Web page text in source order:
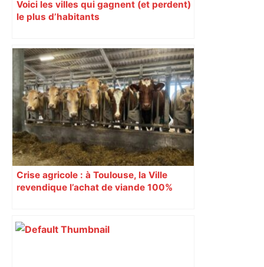
Voici les villes qui gagnent (et perdent)
le plus d’habitants
Crise agricole : à Toulouse, la Ville
revendique l’achat de viande 100%